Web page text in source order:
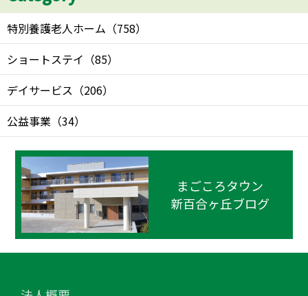
特別養護老人ホーム （758）
ショートステイ （85）
デイサービス （206）
公益事業 （34）
まごころタウン
新百合ヶ丘ブログ